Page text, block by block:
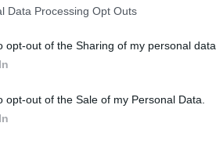
Data Processing Opt Outs
opt-out of the Sharing of my personal data.
opt-out of the Sale of my Personal Data.